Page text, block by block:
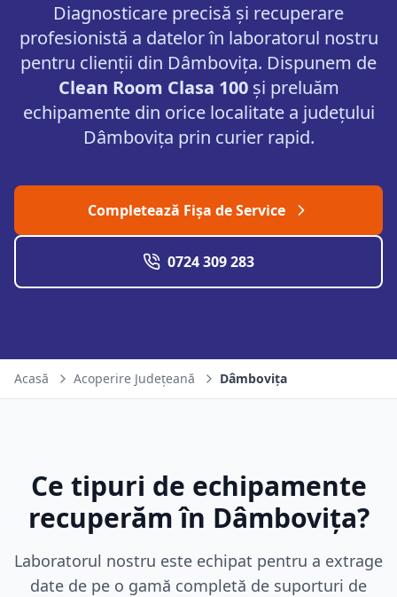
Diagnosticare precisă și recuperare
profesionistă a datelor în laboratorul nostru
pentru clienții din Dâmbovița. Dispunem de
Clean Room Clasa 100și preluăm
echipamente din orice localitate a județului
Dâmbovița prin curier rapid.
Completează Fișa de Service
0724 309 283
Acasă Acoperire Județeană Dâmbovița
Ce tipuri de echipamente
recuperăm în Dâmbovița?
Laboratorul nostru este echipat pentru a extrage
date de pe o gamă completă de suporturi de